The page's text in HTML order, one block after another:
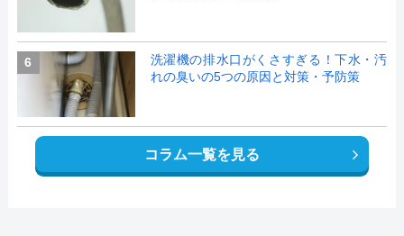
6
洗濯機の排水口がくさすぎる！下水・汚
れの臭いの5つの原因と対策・予防策
コラム一覧を見る